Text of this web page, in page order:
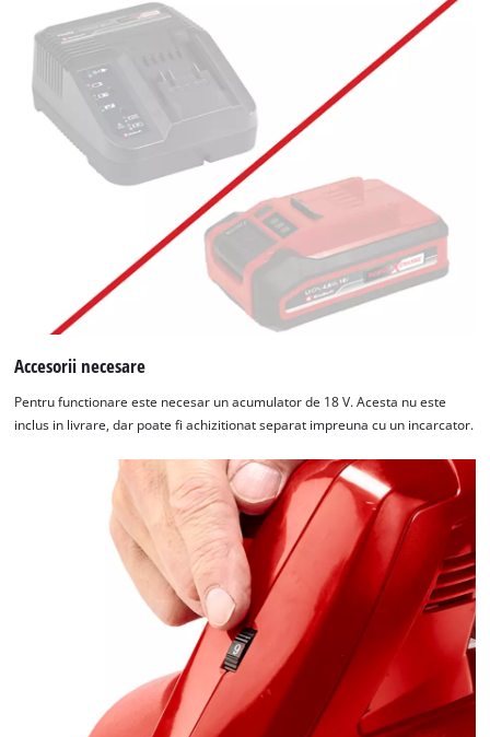
Accesorii necesare
Pentru functionare este necesar un acumulator de 18 V. Acesta nu este
inclus in livrare, dar poate fi achizitionat separat impreuna cu un incarcator.